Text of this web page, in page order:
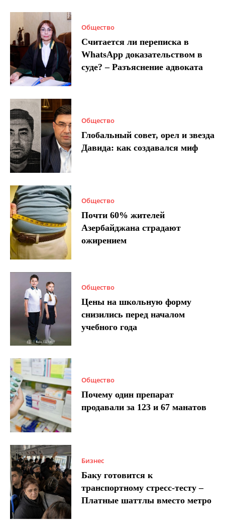
Общество
Считается ли переписка в
WhatsApp доказательством в
суде? – Разъяснение адвоката
Общество
Глобальный совет, орел и звезда
Давида: как создавался миф
Общество
Почти 60% жителей
Азербайджана страдают
ожирением
Общество
Цены на школьную форму
снизились перед началом
учебного года
Общество
Почему один препарат
продавали за 123 и 67 манатов
Бизнес
Баку готовится к
транспортному стресс-тесту –
Платные шаттлы вместо метро